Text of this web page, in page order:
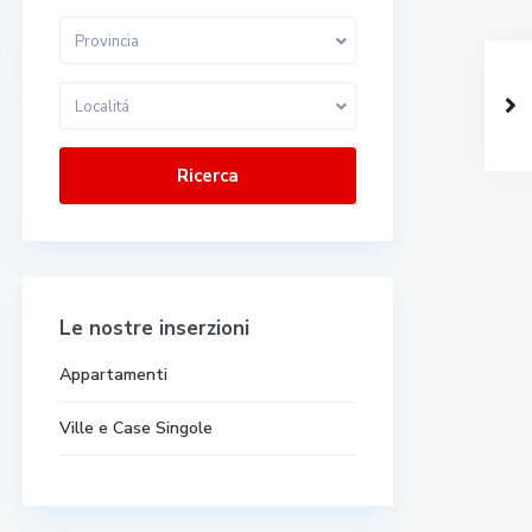
Provincia
Localitá
Ricerca
Le nostre inserzioni
Appartamenti
Ville e Case Singole